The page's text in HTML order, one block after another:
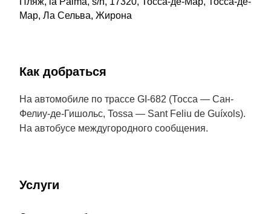
Мар, Ла Сельва, Жирона
Как добраться
На автомобиле по трассе GI-682 (Тосса — Сан-
Фелиу-де-Гишольс, Tossa — Sant Feliu de Guíxols).
На автобусе междугородного сообщения.
Услуги